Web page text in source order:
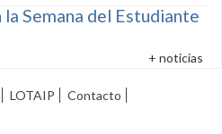
Semana del Estudiante
+ noticias
LOTAIP Contacto